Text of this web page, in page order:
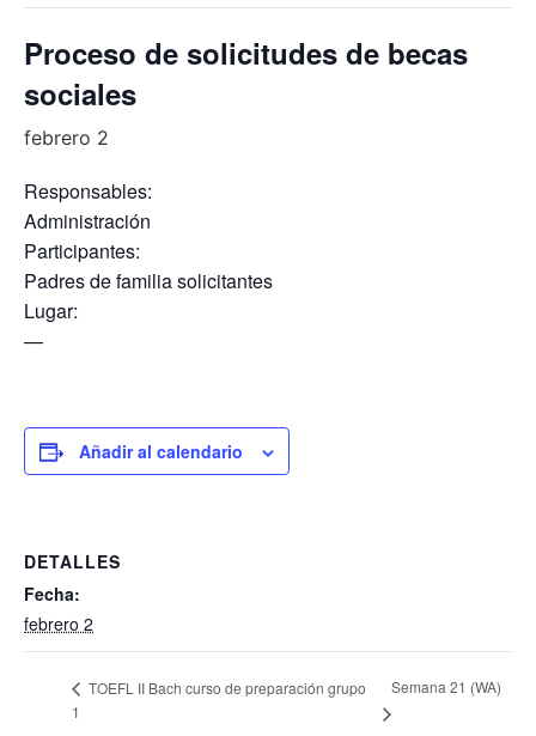
Proceso de solicitudes de becas
sociales
febrero 2
Responsables:
Administración
Participantes:
Padres de familia solicitantes
Lugar:
—
Añadir al calendario
DETALLES
Fecha:
febrero 2
TOEFL II Bach curso de preparación grupo
1
Semana 21 (WA)